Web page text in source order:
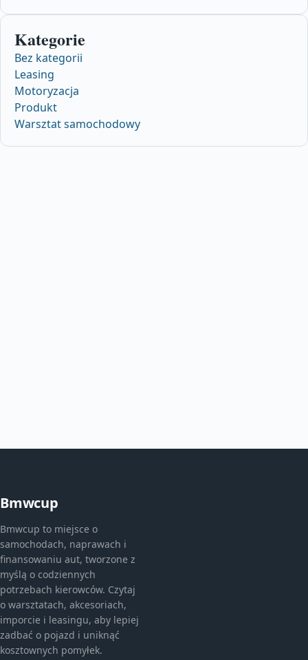
Kategorie
Bez kategorii
Leasing
Motoryzacja
Produkt
Warsztat samochodowy
Bmwcup
Bmwcup to miejsce o
samochodach, naprawach i
finansowaniu aut, tworzone z
myślą o codziennych
potrzebach kierowców. Czytaj
o warsztatach, akcesoriach,
imporcie i leasingu, aby lepiej
zadbać o pojazd i uniknąć
kosztownych pomyłek.